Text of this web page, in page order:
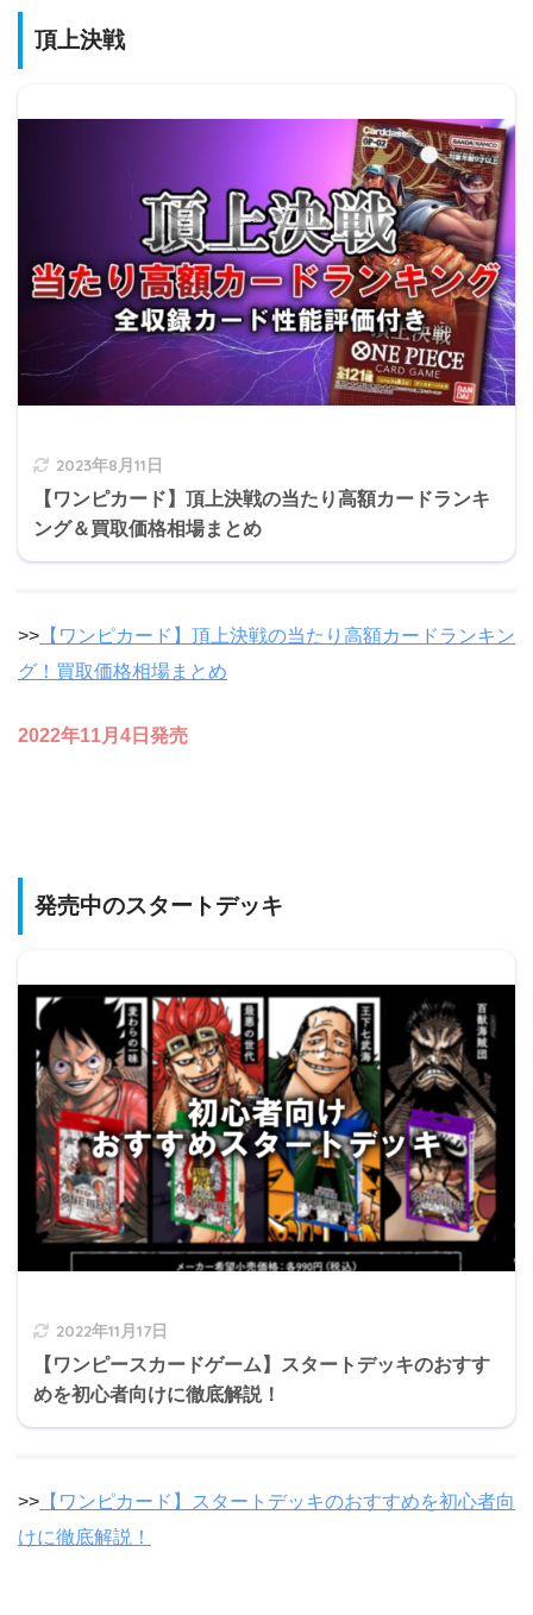
頂上決戦
2023年8月11日
【ワンピカード】頂上決戦の当たり高額カードランキ
ング＆買取価格相場まとめ
>> 【ワンピカード】頂上決戦の当たり高額カードランキン
グ！買取価格相場まとめ
2022年11月4日発売
発売中のスタートデッキ
2022年11月17日
【ワンピースカードゲーム】スタートデッキのおすす
めを初心者向けに徹底解説！
>> 【ワンピカード】スタートデッキのおすすめを初心者向
けに徹底解説！